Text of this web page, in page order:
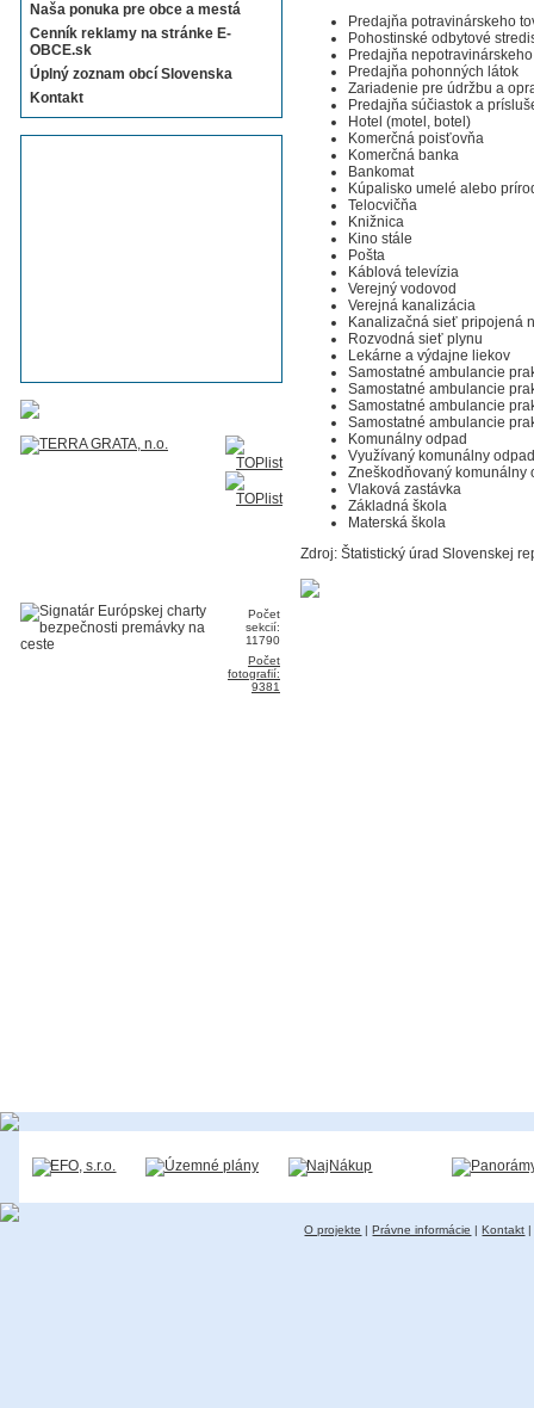
Naša ponuka pre obce a mestá
Cenník reklamy na stránke E-
OBCE.sk
Úplný zoznam obcí Slovenska
Kontakt
Počet
sekcií:
11790
Počet
fotografií:
9381
Predajňa potravinárskeho
Pohostinské odbytové
Predajňa
Predajňa pohonných látok
Zariadenie pre údržbu a
Predajňa súčiastok a
Hotel (motel, botel)
Komerčná poisťovňa
Komerčná banka
Bankomat
Kúpalisko umelé alebo
Telocvičňa
Knižnica
Kino stále
Pošta
Káblová televízia
Verejný vodovod
Verejná kanalizácia
Kanalizačná sieť pripojená
Rozvodná sieť plynu
Lekárne a výdajne liekov
Samostatné ambulancie
Samostatné ambulancie
Samostatné ambulancie
Samostatné ambulancie
Komunálny odpad
Využívaný komunálny odpad
Zneškodňovaný komunálny
Vlaková zastávka
Základná škola
Materská škola
Zdroj: Štatistický úrad Slovenskej
O projekte |Právne informácie |Kontakt